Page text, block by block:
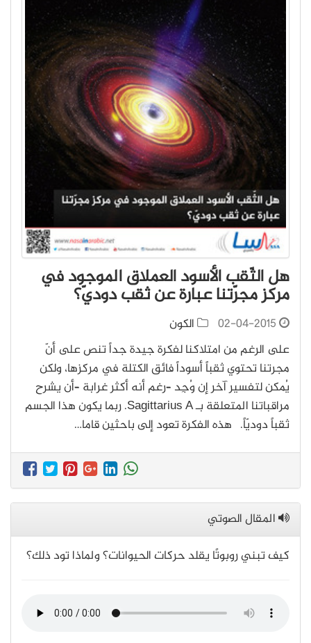
هل الثّقب الأسود العملاق الموجود في
مركز مجرّتنا عبارة عن ثقب دوديّ؟
02-04-2015
الكون
على الرغم من امتلاكنا لفكرة جيدة جداً تنص على أنّ
مجرتنا تحتوي ثقباً أسوداً فائق الكتلة في مركزها، ولكن
يُمكن لتفسير آخر إن وُجِد –رغم أنه أكثر غرابة –أن يشرح
مراقباتنا المتعلقة بـ Sagittarius A. ربما يكون هذا الجسم
ثقباً دوديّاً. هذه الفكرة تعود إلى باحثين قاما…
المقال الصوتي
كيف تبني روبوتًا يقلد حركات الحيوانات؟ ولماذا تود ذلك؟